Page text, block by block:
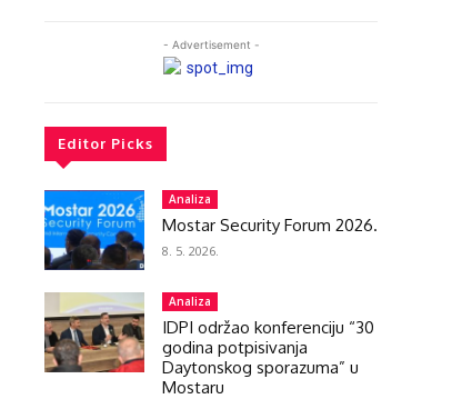
- Advertisement -
Editor Picks
Analiza
Mostar Security Forum 2026.
8. 5. 2026.
Analiza
IDPI održao konferenciju “30
godina potpisivanja
Daytonskog sporazuma” u
Mostaru